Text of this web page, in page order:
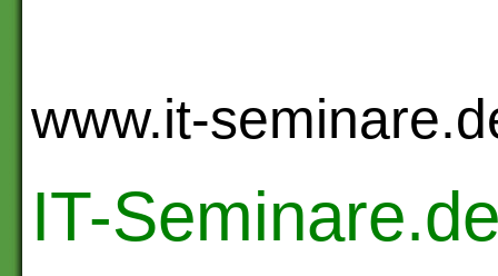
www.it-
IT-